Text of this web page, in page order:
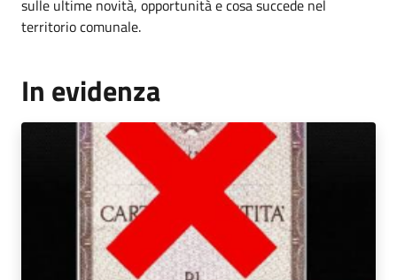
sulle ultime novità, opportunità e cosa succede nel
territorio comunale.
In evidenza